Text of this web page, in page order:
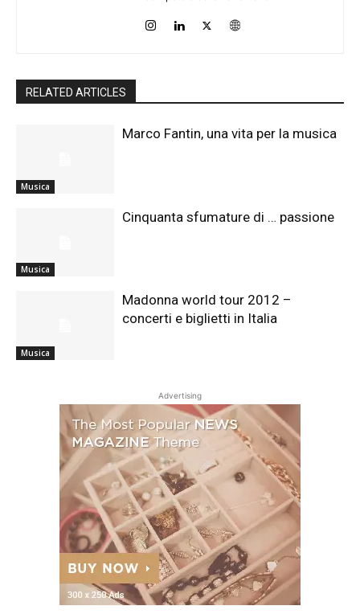
RELATED ARTICLES
Musica
Marco Fantin, una vita per la musica
Musica
Cinquanta sfumature di … passione
Musica
Madonna world tour 2012 –
concerti e biglietti in Italia
Advertising